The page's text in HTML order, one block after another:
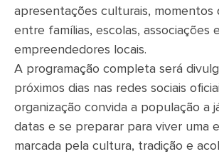
apresentações culturais, momentos
entre famílias, escolas, associações e
empreendedores locais.
A programação completa será
próximos dias nas redes sociais
organização convida a população a
datas e se preparar para viver uma
marcada pela cultura, tradição e